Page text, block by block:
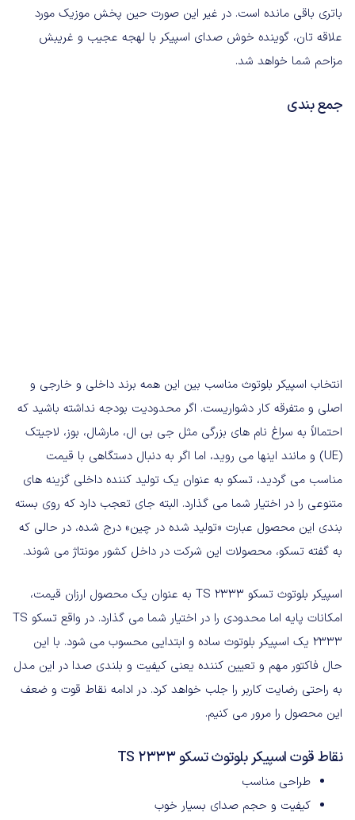
باتری باقی مانده است. در غیر این صورت حین پخش موزیک مورد
علاقه تان، گوینده خوش صدای اسپیکر با لهجه عجیب و غریبش
مزاحم شما خواهد شد.
جمع بندی
انتخاب اسپیکر بلوتوث مناسب بین این همه برند داخلی و خارجی و
اصلی و متفرقه کار دشواریست. اگر محدودیت بودجه نداشته باشید که
احتمالاً به سراغ نام های بزرگی مثل جی بی ال، مارشال، بوز، لاجیتک
(UE) و مانند اینها می روید، اما اگر به دنبال دستگاهی با قیمت
مناسب می گردید، تسکو به عنوان یک تولید کننده داخلی گزینه های
متنوعی را در اختیار شما می گذارد. البته جای تعجب دارد که روی بسته
بندی این محصول عبارت «تولید شده در چین» درج شده، در حالی که
به گفته تسکو، محصولات این شرکت در داخل کشور مونتاژ می شوند.
اسپیکر بلوتوث تسکو TS 2333 به عنوان یک محصول ارزان قیمت،
امکانات پایه اما محدودی را در اختیار شما می گذارد. در واقع تسکو TS
2333 یک اسپیکر بلوتوث ساده و ابتدایی محسوب می شود. با این
حال فاکتور مهم و تعیین کننده یعنی کیفیت و بلندی صدا در این مدل
به راحتی رضایت کاربر را جلب خواهد کرد. در ادامه نقاط قوت و ضعف
این محصول را مرور می کنیم.
نقاط قوت اسپیکر بلوتوث تسکو TS 2333
طراحی مناسب
کیفیت و حجم صدای بسیار خوب